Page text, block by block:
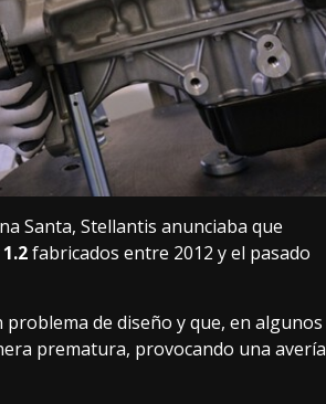
Santa, Stellantis anunciaba que
fabricados entre 2012 y el pasado
de diseño y que, en algunos
prematura, provocando una avería